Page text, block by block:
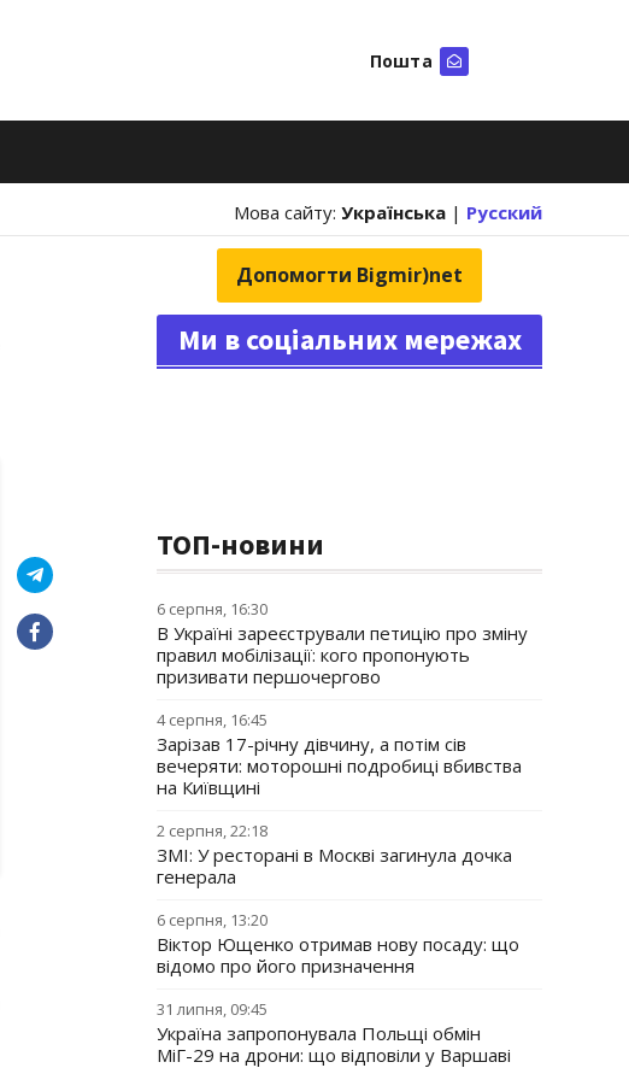
Пошта
Мова сайту: Українська | Русский
Допомогти Bigmir)net
Ми в соціальних мережах
ТОП-новини
6 серпня, 16:30
В Україні зареєстрували петицію про зміну
правил мобілізації: кого пропонують
призивати першочергово
4 серпня, 16:45
Зарізав 17-річну дівчину, а потім сів
вечеряти: моторошні подробиці вбивства
на Київщині
2 серпня, 22:18
ЗМІ: У ресторані в Москві загинула дочка
генерала
6 серпня, 13:20
Віктор Ющенко отримав нову посаду: що
відомо про його призначення
31 липня, 09:45
Україна запропонувала Польщі обмін
МіГ-29 на дрони: що відповіли у Варшаві